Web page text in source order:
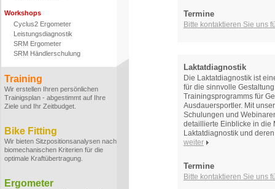
Workshops
Cyclus2 Ergometer
Leistungsdiagnostik
SRM Ergometer
SRM Händlerschulung
Training
Wir erstellen Ihren persönlichen
Trainigsplan - abgestimmt auf Ihre
Ziele und Ihr Zeitbudget.
Bike Fitting
Wir bieten Sitzpositionsanalysen nach
biomechanischen Kriterien für die
optimale Kraftübertragung.
Ergometer
Termine
Bitte kontaktieren Sie uns
Laktatdiagnostik
Die Laktatdiagnostik ist
für die sinnvolle
Trainingsprogramms für
Ausdauersportler. Mit
Schulungen und
detaillierte Einblicke in die
Laktatdiagnostik und
weiter
Termine
Bitte kontaktieren Sie uns